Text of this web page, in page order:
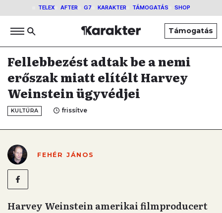
TELEX AFTER G7 KARAKTER TÁMOGATÁS SHOP
Támogatás
Fellebbezést adtak be a nemi
erőszak miatt elítélt Harvey
Weinstein ügyvédjei
KULTÚRA frissítve
FEHÉR JÁNOS
Harvey Weinstein amerikai filmproducert